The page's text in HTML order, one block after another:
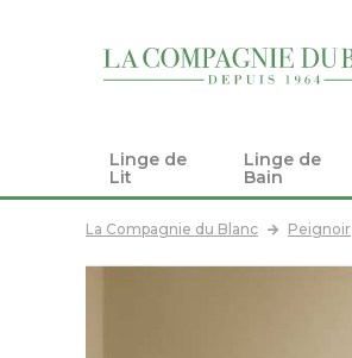
Linge de
Lit
Linge de
Bain
La Compagnie du Blanc Peignoir